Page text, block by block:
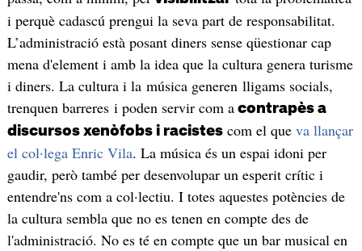
i perquè cadascú prengui la seva part de responsabilitat.
L’administració està posant diners sense qüestionar cap
mena d'element i amb la idea que la cultura genera turisme
i diners. La cultura i la música generen lligams socials,
trenquen barreres i poden servir com acontrapès a
discursos xenòfobs i racistescom el que va llançar
el col·lega Enric Vila. La música és un espai idoni per
gaudir, però també per desenvolupar un esperit crític i
entendre'ns com a col·lectiu. I totes aquestes potències de
la cultura sembla que no es tenen en compte des de
l'administració. No es té en compte que un bar musical en